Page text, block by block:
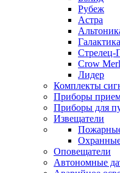
Рубеж
Астра
Галактика
Crow
Лидер
Комплекты
Приборы
Приборы для
Извещатели
Оповещатели
Автономные